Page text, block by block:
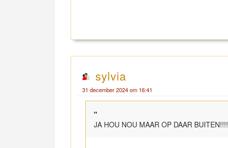
sylvia
31 december 2024 om 16:41
"
JA HOU NOU MAAR OP DAAR BUITEN!!!!